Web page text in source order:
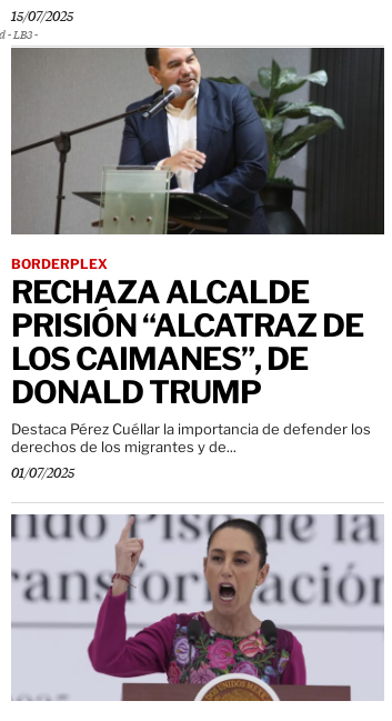
15/07/2025
- LB3 -
BORDERPLEX
RECHAZA ALCALDE
PRISIÓN “ALCATRAZ DE
LOS CAIMANES”, DE
DONALD TRUMP
Destaca Pérez Cuéllar la importancia de defender los
derechos de los migrantes y de...
01/07/2025